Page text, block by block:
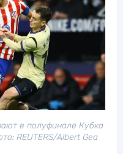
в полуфинале Кубка
REUTERS/Albert Gea